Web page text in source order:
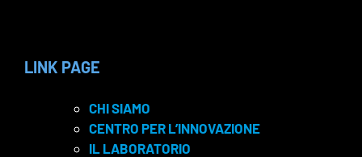
LINK PAGE
CHI SIAMO
CENTRO PER L’INNOVAZIONE
IL LABORATORIO